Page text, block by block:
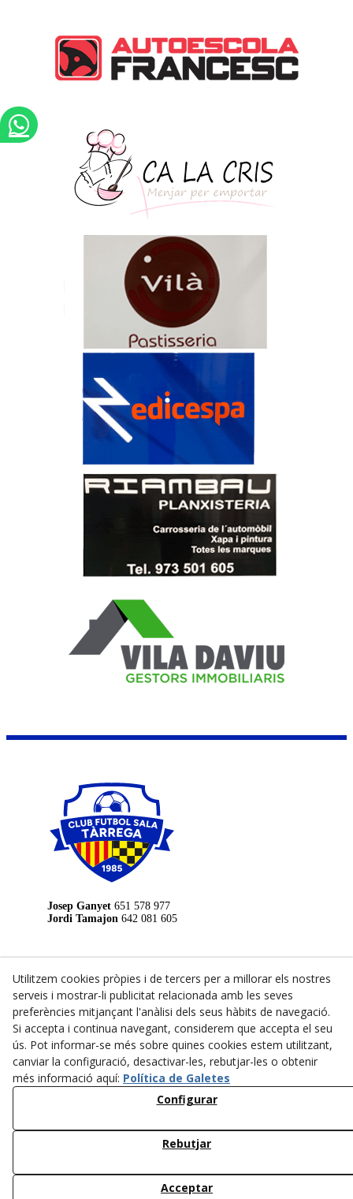
Josep Ganyet651 578 977
Jordi Tamajon 642 081 605
Avís Legal
Política de Privacitat
Política de Cookies
Pavelló Municipal d'Esports de Tàrrega
Carrer de Joan Brossa, s/n, 25300
973 31 29 35
© 08/2026 CLUB FUTBOL SALA TÀRREGA - Tots els drets
reservats.
Utilitzem cookies pròpies i de tercers per a millorar els nostres
serveis i mostrar-li publicitat relacionada amb les seves
preferències mitjançant l'anàlisi dels seus hàbits de navegació.
Si accepta i continua navegant, considerem que accepta el seu
ús. Pot informar-se més sobre quines cookies estem utilitzant,
canviar la configuració, desactivar-les, rebutjar-les o obtenir
més informació aquí: Política de Galetes
Configurar
Rebutjar
Acceptar